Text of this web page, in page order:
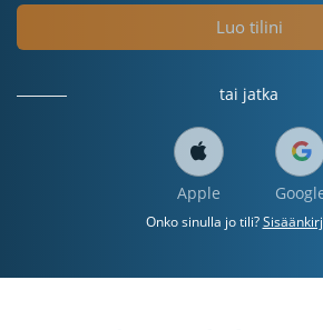
Luo tilini
tai jatka
Apple
Onko sinulla jo tili?